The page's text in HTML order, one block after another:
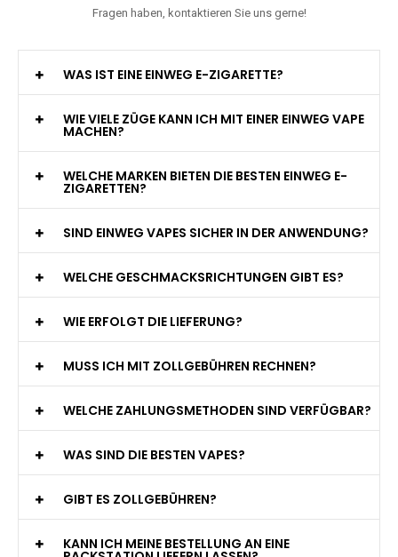
Fragen haben, kontaktieren Sie uns gerne!
WAS IST EINE EINWEG E-ZIGARETTE?
WIE VIELE ZÜGE KANN ICH MIT EINER EINWEG VAPE
MACHEN?
WELCHE MARKEN BIETEN DIE BESTEN EINWEG E-
ZIGARETTEN?
SIND EINWEG VAPES SICHER IN DER ANWENDUNG?
WELCHE GESCHMACKSRICHTUNGEN GIBT ES?
WIE ERFOLGT DIE LIEFERUNG?
MUSS ICH MIT ZOLLGEBÜHREN RECHNEN?
WELCHE ZAHLUNGSMETHODEN SIND VERFÜGBAR?
WAS SIND DIE BESTEN VAPES?
GIBT ES ZOLLGEBÜHREN?
KANN ICH MEINE BESTELLUNG AN EINE